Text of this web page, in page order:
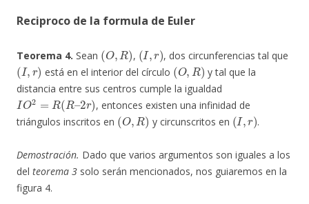
Reciproco de la formula de Euler
Teorema 4. Sean
(O R)
,
(I,r
, dos circunferencias tal que
(I,r)
está en el interior del círculo
(O, R)
y tal que la
distancia entre sus centros cumple la igualdad
IO2=R(R–2r)
, entonces existen una infinidad de
triángulos inscritos en
(O,R)
y circunscritos en
(I,r)
.
Demostración. Dado que varios argumentos son iguales a los
del teorema 3 solo serán mencionados, nos guiaremos en la
figura 4.